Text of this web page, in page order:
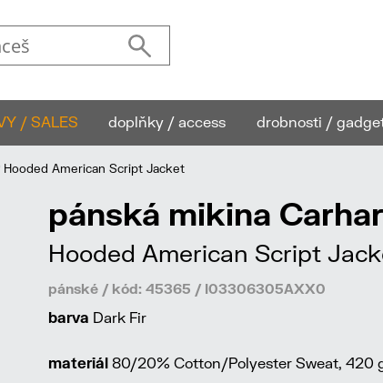
/ SALES doplňky / access drobnosti /
American Script Jacket
pánská mikina
Hooded American Script
pánské / kód: 45365 / I03306305AXX0
barva Dark Fir
materiál 80/20% Cotton/Polyester Sweat, 420